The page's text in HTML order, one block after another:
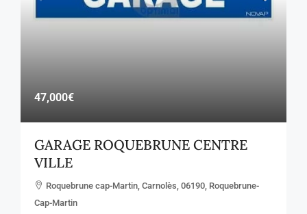
47,000€
GARAGE ROQUEBRUNE CENTRE
VILLE
Roquebrune cap-Martin, Carnolès, 06190, Roquebrune-
Cap-Martin